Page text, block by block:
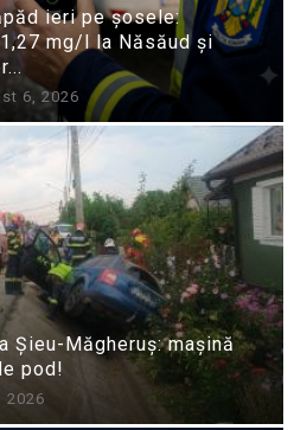
ieri pe șosele:
mg/l la Năsăud și
6, 2026
Șieu-Măgheruș: mașină
pod!
2026